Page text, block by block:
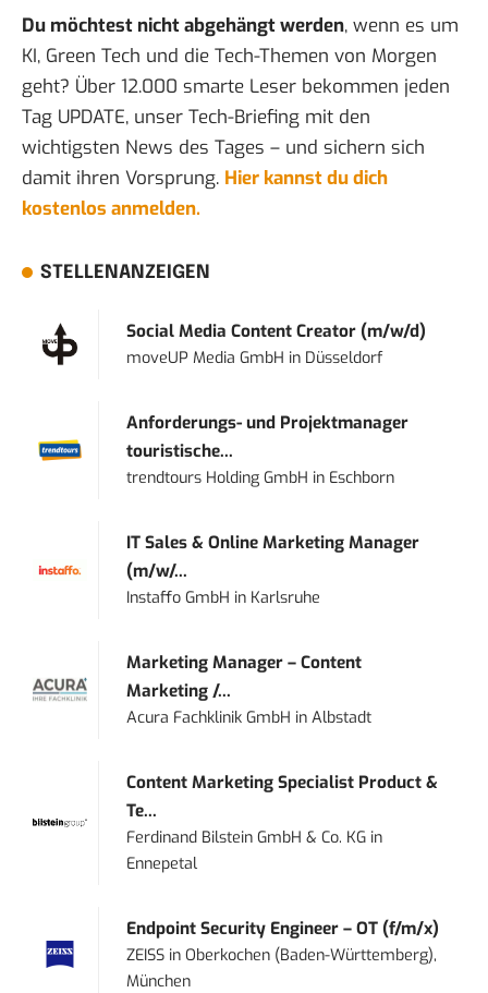
Du möchtest nicht abgehängt werden, wenn es um
KI, Green Tech und die Tech-Themen von Morgen
geht? Über 12.000 smarte Leser bekommen jeden
Tag UPDATE, unser Tech-Briefing mit den
wichtigsten News des Tages – und sichern sich
damit ihren Vorsprung. Hier kannst du dich
kostenlos anmelden.
STELLENANZEIGEN
Social Media Content Creator (m/w/d)
moveUP Media GmbH in Düsseldorf
Anforderungs- und Projektmanager
touristische...
trendtours Holding GmbH in Eschborn
IT Sales & Online Marketing Manager
(m/w/...
Instaffo GmbH in Karlsruhe
Marketing Manager – Content
Marketing /...
Acura Fachklinik GmbH inAlbstadt
Content Marketing Specialist Product &
Te...
Ferdinand Bilstein GmbH & Co. KG in
Ennepetal
Endpoint Security Engineer – OT (f/m/x)
ZEISS inOberkochen (Baden-Württemberg),
München